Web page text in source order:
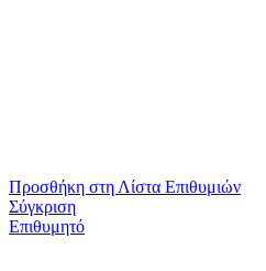
Προσθήκη στη Λίστα Επιθυμιών
Σύγκριση
Επιθυμητό